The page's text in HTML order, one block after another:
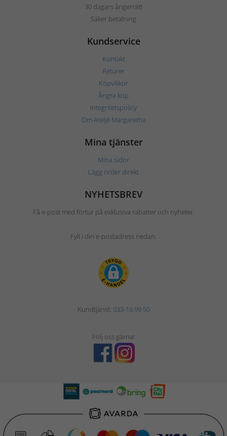
30 dagars ångerrätt
Säker betalning
Kundservice
Kontakt
Returer
Köpvillkor
Ångra köp
Integritetspolicy
Om Ateljé Margaretha
Mina tjänster
Mina sidor
Lägg order direkt
NYHETSBREV
Få e-post med förtur på exklusiva rabatter och nyheter.
Fyll i din e-postadress nedan.
Kundtjänst: 033-16 99 50
Följ oss gärna!